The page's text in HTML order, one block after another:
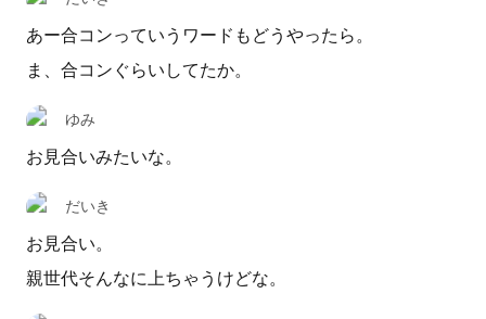
あー合コンっていうワードもどうやったら。
ま、合コンぐらいしてたか。
ゆみ
お見合いみたいな。
だいき
お見合い。
親世代そんなに上ちゃうけどな。